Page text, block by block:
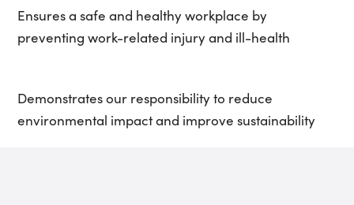
Ensures a safe and healthy workplace by
preventing work-related injury and ill-health
Demonstrates our responsibility to reduce
environmental impact and improve sustainability